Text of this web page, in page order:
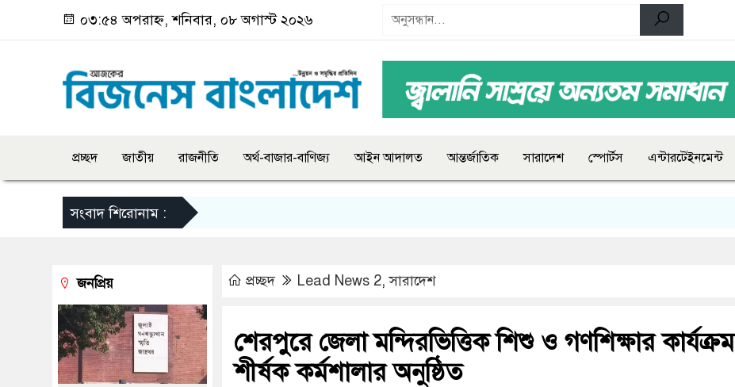
০৩:৫৪ অপরাহ্ন, শনিবার, ০৮ অগাস্ট ২০২৬
প্রচ্ছদ জাতীয় রাজনীতি অর্থ-বাজার-বাণিজ্য আইন আদালত আন্তর্জাতিক সারাদেশ স্পোর্টস এন্টারটেইনমেন্ট
সংবাদ শিরোনাম :
প্রচ্ছদ Lead News 2,সারাদেশ
শেরপুরে জেলা মন্দিরভিত্তিক শিশু ও গণশিক্ষার কার্যক্রম
শীর্ষক কর্মশালার অনুষ্ঠিত
জনপ্রিয়